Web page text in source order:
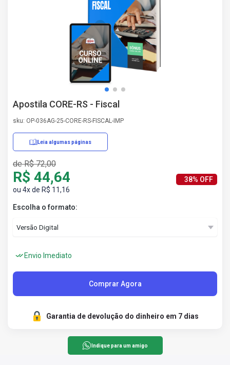
Apostila CORE-RS - Fiscal
sku: OP-036AG-25-CORE-RS-FISCAL-IMP
Leia algumas páginas
de R$ 72,00
R$ 44,64
ou 4x de R$ 11,16
38% OFF
Escolha o formato:
Envio Imediato
Comprar Agora
Garantia de devolução do dinheiro em 7 dias
Indique para um amigo